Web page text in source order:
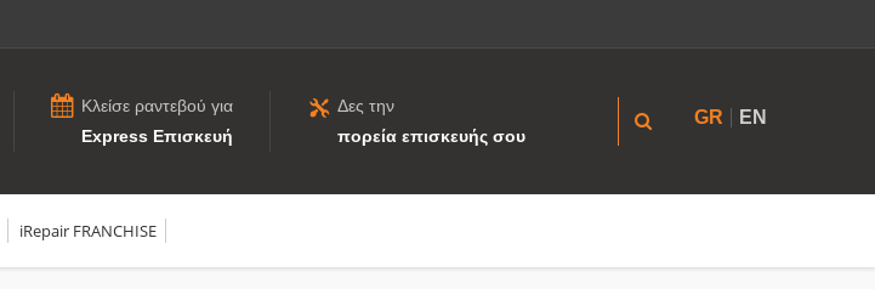
Κλείσε ραντεβού για
Express Επισκευή
Δες την
πορεία επισκευής σου
GR EN
iRepair FRANCHISE